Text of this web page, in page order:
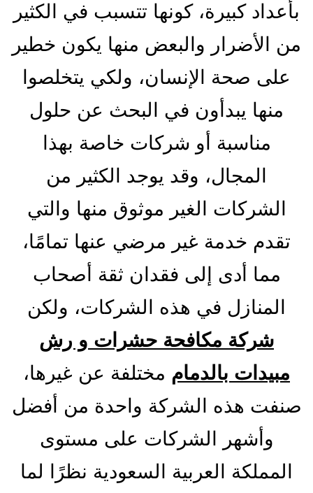
بأعداد كبيرة، كونها تتسبب في الكثير
من الأضرار والبعض منها يكون خطير
على صحة الإنسان، ولكي يتخلصوا
منها يبدأون في البحث عن حلول
مناسبة أو شركات خاصة بهذا
المجال، وقد يوجد الكثير من
الشركات الغير موثوق منها والتي
تقدم خدمة غير مرضي عنها تمامًا،
مما أدى إلى فقدان ثقة أصحاب
المنازل في هذه الشركات، ولكن
شركة مكافحة حشرات و رش
مبيدات بالدمام مختلفة عن غيرها،
صنفت هذه الشركة واحدة من أفضل
وأشهر الشركات على مستوى
المملكة العربية السعودية نظرًا لما